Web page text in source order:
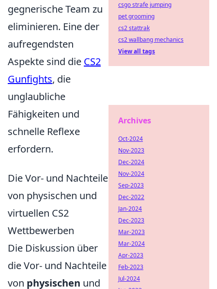
gegnerische Team zu
eliminieren. Eine der
aufregendsten
Aspekte sind die CS2
Gunfights, die
unglaubliche
Fähigkeiten und
schnelle Reflexe
erfordern.
Die Vor- und Nachteile
von physischen und
virtuellen CS2
Wettbewerben
Die Diskussion über
die Vor- und Nachteile
von physischen und
csgo strafe jumping
pet grooming
cs2 stattrak
cs2 wallbang mechanics
View all tags
Archives
Oct-2024
Nov-2023
Dec-2024
Nov-2024
Sep-2023
Dec-2022
Jan-2024
Dec-2023
Mar-2023
Mar-2024
Apr-2023
Feb-2023
Jul-2024